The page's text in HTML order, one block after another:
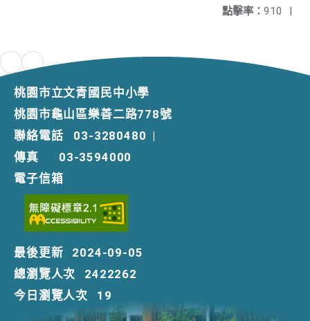
點擊率： 910 |
桃園市立文青國民中小學
桃園市龜山區樂善二路778號
聯絡電話
03-3280480 |
傳真
03-3594000
電子信箱
最後更新
2024-09-05
總瀏覽人次
2422262
今日瀏覽人次
19